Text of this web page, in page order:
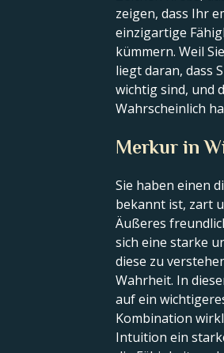
zeigen, dass Ihr
einzigartige
kümmern. Weil
liegt daran, dass
wichtig sind, und
Wahrscheinlich
Merkur in
Sie haben einen
bekannt ist, zart
Äußeres
sich eine starke
diese zu
Wahrheit. In
auf ein
Kombination
Intuition ein